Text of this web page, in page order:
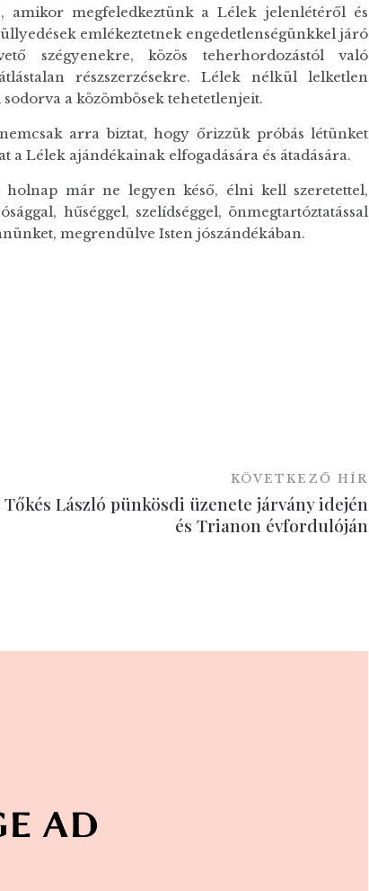
amikor megfeledkeztünk a Lélek jelenlétéről és
emlékeztetnek engedetlenségünkkel járó
szégyenekre, közös teherhordozástól való
részszerzésekre. Lélek nélkül lelketlen
a közömbösek tehetetlenjeit.
arra biztat, hogy őrizzük próbás létünket
Lélek ajándékainak elfogadására és átadására.
már ne legyen késő, élni kell szeretettel,
hűséggel, szelídséggel, önmegtartóztatással
megrendülve Isten jószándékában.
KÖVETKEZŐ HÍR
Tőkés László pünkösdi üzenete járvány idején
és Trianon évfordulóján